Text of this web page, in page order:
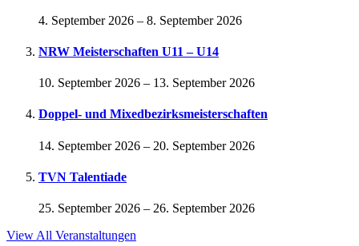
4. September 2026 – 8. September 2026
NRW Meisterschaften U11 – U14
10. September 2026 – 13. September 2026
Doppel- und Mixedbezirksmeisterschaften
14. September 2026 – 20. September 2026
TVN Talentiade
25. September 2026 – 26. September 2026
View All Veranstaltungen